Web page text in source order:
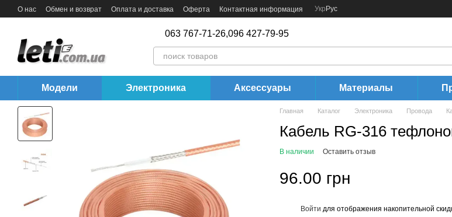
Перейти к основному контенту
О нас Обмен и возврат Оплата и доставка Оферта Контактная информация Укр Рус
063 767-71-26,096 427-79-95
Модели Электроника Аксессуары Материалы
Главная Каталог Электроника Провода
Кабель RG-316
В наличии Оставить отзыв
96.00 грн
Войти для отображения накопительной